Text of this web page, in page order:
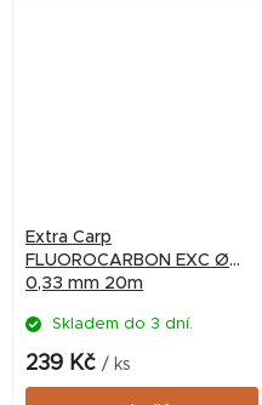
Extra Carp
FLUOROCARBON EXC Ø
0,33 mm 20m
Skladem do 3 dní.
239 Kč / ks